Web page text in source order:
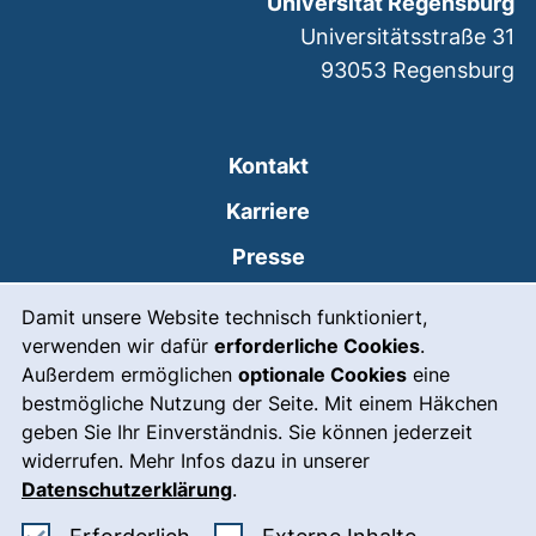
Damit unsere Website technisch funktioniert,
verwenden wir dafür erforderliche Cookies.
Außerdem ermöglichen optionale Cookies eine
bestmögliche Nutzung der Seite. Mit einem Häkchen
geben Sie Ihr Einverständnis. Sie können jederzeit
widerrufen. Mehr Infos dazu in unserer
Datenschutzerklärung.
Kontakt
Karriere
Presse
Leichte Sprache
Gebärdensprache
Notfall(externer Link, öffnet
Impressum
Barrierefreiheit
Universitätsstraße 31
93053 Regensburg